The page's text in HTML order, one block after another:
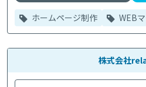
ホームページ制作 WEB
株式会社